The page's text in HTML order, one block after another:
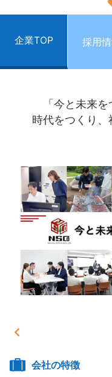
企業TOP 採用
「今と未来
時代をつくり、
会社の特徴